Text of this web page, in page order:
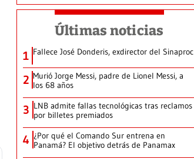
Últimas noticias
1 Fallece José Donderis, exdirector del Sinaproc
2 Murió Jorge Messi, padre de Lionel Messi, a
los 68 años
3 LNB admite fallas tecnológicas tras reclamos
por billetes premiados
4 ¿Por qué el Comando Sur entrena en
Panamá? El objetivo detrás de Panamax